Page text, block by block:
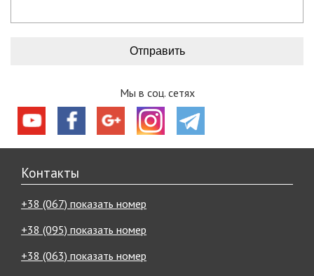
Мы в соц. сетях
Контакты
+38 (067) показать номер
+38 (095) показать номер
+38 (063) показать номер